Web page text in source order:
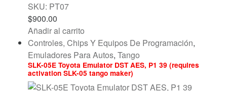
SKU: PT07
$900.00
Añadir al carrito
Controles, Chips Y Equipos De Programación,
Emuladores Para Autos, Tango
SLK-05E Toyota Emulator DST AES, P1 39 (requires
activation SLK-05 tango maker)